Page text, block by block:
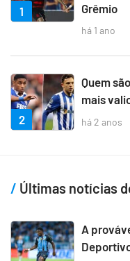
1
Grêmio
há 1 ano
2
Quem
mais
há 2 anos
Últimas notícias
A